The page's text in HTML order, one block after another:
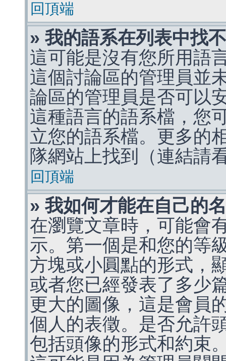
回頂端
» 我的語系在列表中找
這可能是沒有您所用語
這個討論區的管理員並
論區的管理員是否可以
這種語言的語系檔，您
立您的語系檔。更多的
隊網站上找到（連結請
回頂端
» 我如何才能在自己的
在瀏覽文章時，可能會
示。第一個是和您的等
方塊或小圓點的形式，
或者您已經發表了多少
更大的圖像，這是會員
個人的表徵。是否允許
包括頭像的形式和約束